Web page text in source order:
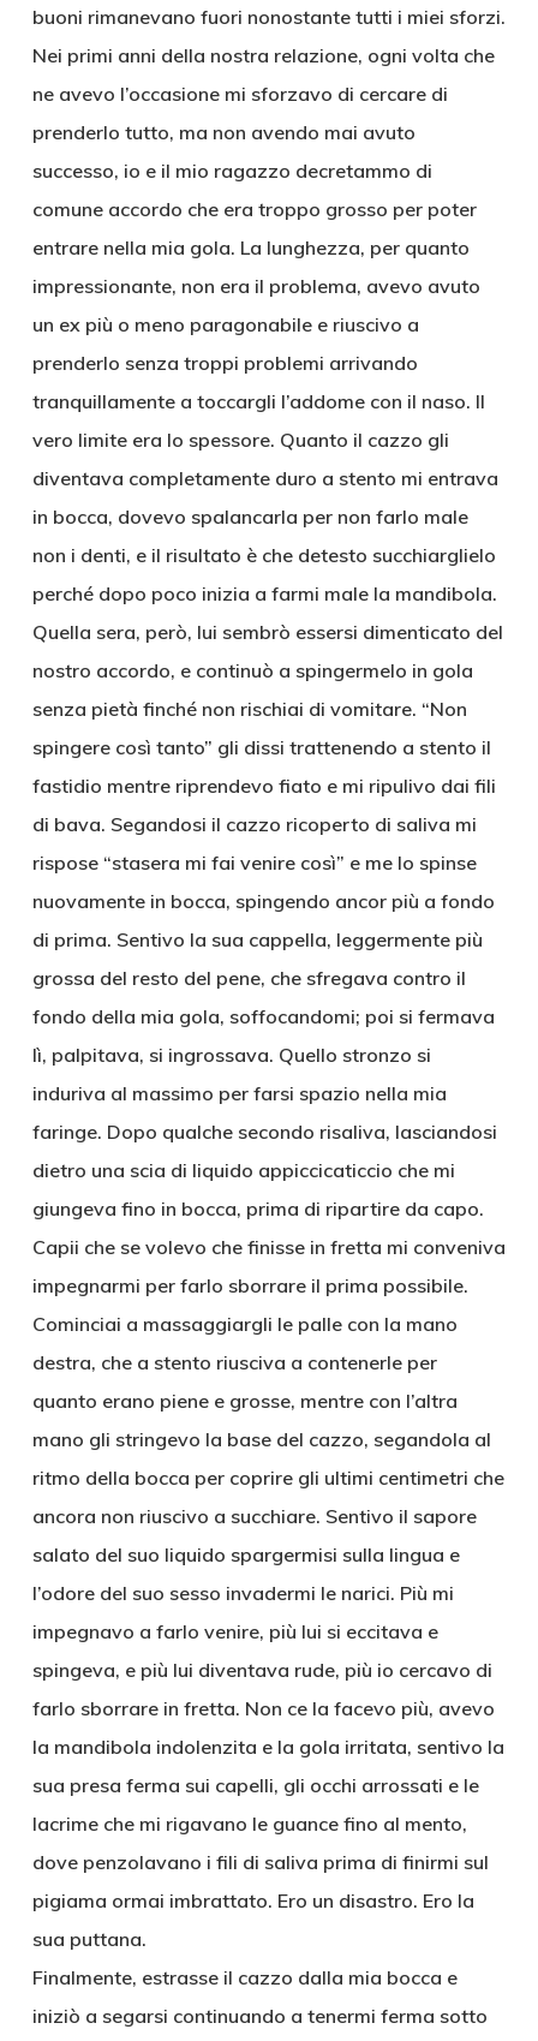
buoni rimanevano fuori nonostante tutti i miei sforzi.
Nei primi anni della nostra relazione, ogni volta che
ne avevo l’occasione mi sforzavo di cercare di
prenderlo tutto, ma non avendo mai avuto
successo, io e il mio ragazzo decretammo di
comune accordo che era troppo grosso per poter
entrare nella mia gola. La lunghezza, per quanto
impressionante, non era il problema, avevo avuto
un ex più o meno paragonabile e riuscivo a
prenderlo senza troppi problemi arrivando
tranquillamente a toccargli l’addome con il naso. Il
vero limite era lo spessore. Quanto il cazzo gli
diventava completamente duro a stento mi entrava
in bocca, dovevo spalancarla per non farlo male
non i denti, e il risultato è che detesto succhiarglielo
perché dopo poco inizia a farmi male la mandibola.
Quella sera, però, lui sembrò essersi dimenticato del
nostro accordo, e continuò a spingermelo in gola
senza pietà finché non rischiai di vomitare. “Non
spingere così tanto” gli dissi trattenendo a stento il
fastidio mentre riprendevo fiato e mi ripulivo dai fili
di bava. Segandosi il cazzo ricoperto di saliva mi
rispose “stasera mi fai venire così” e me lo spinse
nuovamente in bocca, spingendo ancor più a fondo
di prima. Sentivo la sua cappella, leggermente più
grossa del resto del pene, che sfregava contro il
fondo della mia gola, soffocandomi; poi si fermava
lì, palpitava, si ingrossava. Quello stronzo si
induriva al massimo per farsi spazio nella mia
faringe. Dopo qualche secondo risaliva, lasciandosi
dietro una scia di liquido appiccicaticcio che mi
giungeva fino in bocca, prima di ripartire da capo.
Capii che se volevo che finisse in fretta mi conveniva
impegnarmi per farlo sborrare il prima possibile.
Cominciai a massaggiargli le palle con la mano
destra, che a stento riusciva a contenerle per
quanto erano piene e grosse, mentre con l’altra
mano gli stringevo la base del cazzo, segandola al
ritmo della bocca per coprire gli ultimi centimetri che
ancora non riuscivo a succhiare. Sentivo il sapore
salato del suo liquido spargermisi sulla lingua e
l’odore del suo sesso invadermi le narici. Più mi
impegnavo a farlo venire, più lui si eccitava e
spingeva, e più lui diventava rude, più io cercavo di
farlo sborrare in fretta. Non ce la facevo più, avevo
la mandibola indolenzita e la gola irritata, sentivo la
sua presa ferma sui capelli, gli occhi arrossati e le
lacrime che mi rigavano le guance fino al mento,
dove penzolavano i fili di saliva prima di finirmi sul
pigiama ormai imbrattato. Ero un disastro. Ero la
sua puttana.
Finalmente, estrasse il cazzo dalla mia bocca e
iniziò a segarsi continuando a tenermi ferma sotto